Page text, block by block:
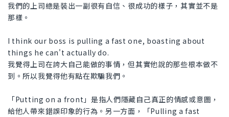
我們的上司總是裝出一副很有自信、很成功的樣子，其實並不是
那樣。
I think our boss is pulling a fast one, boasting about
things he can't actually do.
我覺得上司在誇大自己能做的事情，但其實他說的那些根本做不
到。所以我覺得他有點在欺騙我們。
「Putting on a front」是指人們隱藏自己真正的情感或意圖，
給他人帶來錯誤印象的行為。另一方面，「Pulling a fast